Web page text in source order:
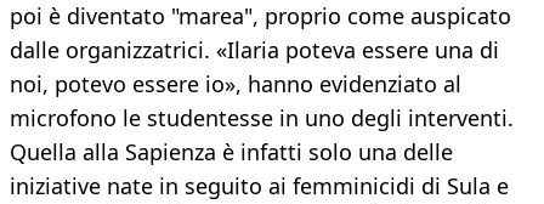
poi è diventato "marea", proprio come auspicato
dalle organizzatrici. «Ilaria poteva essere una di
noi, potevo essere io», hanno evidenziato al
microfono le studentesse in uno degli interventi.
Quella alla Sapienza è infatti solo una delle
iniziative nate in seguito ai femminicidi di Sula e